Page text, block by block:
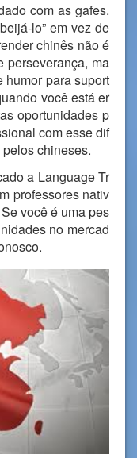
com as gafes.
lo” em vez de
chinês não é
perseverança, ma
humor para suport
você está er
oportunidades p
com esse dif
chineses.
a Language Tr
professores nativ
você é uma pes
no mercad